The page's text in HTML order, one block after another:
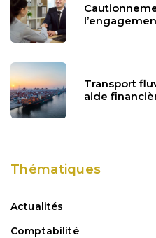
Transport
aide
Thématiques
Actualités
Comptabilité